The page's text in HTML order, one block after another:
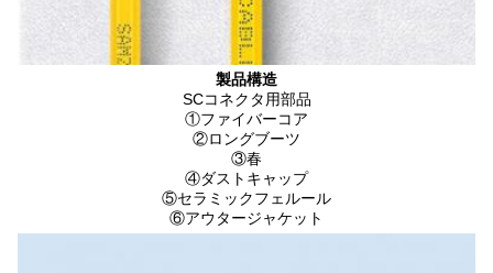
製品構造
SCコネクタ用部品
①ファイバーコア
②ロングブーツ
③春
④ダストキャップ
⑤セラミックフェルール
⑥アウタージャケット